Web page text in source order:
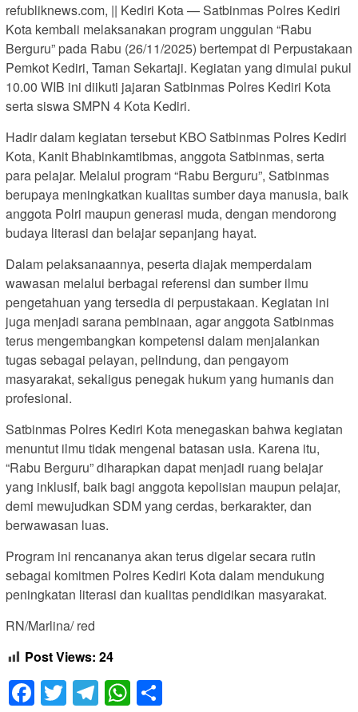
refubliknews.com, || Kediri Kota — Satbinmas Polres Kediri
Kota kembali melaksanakan program unggulan “Rabu
Berguru” pada Rabu (26/11/2025) bertempat di Perpustakaan
Pemkot Kediri, Taman Sekartaji. Kegiatan yang dimulai pukul
10.00 WIB ini diikuti jajaran Satbinmas Polres Kediri Kota
serta siswa SMPN 4 Kota Kediri.
Hadir dalam kegiatan tersebut KBO Satbinmas Polres Kediri
Kota, Kanit Bhabinkamtibmas, anggota Satbinmas, serta
para pelajar. Melalui program “Rabu Berguru”, Satbinmas
berupaya meningkatkan kualitas sumber daya manusia, baik
anggota Polri maupun generasi muda, dengan mendorong
budaya literasi dan belajar sepanjang hayat.
Dalam pelaksanaannya, peserta diajak memperdalam
wawasan melalui berbagai referensi dan sumber ilmu
pengetahuan yang tersedia di perpustakaan. Kegiatan ini
juga menjadi sarana pembinaan, agar anggota Satbinmas
terus mengembangkan kompetensi dalam menjalankan
tugas sebagai pelayan, pelindung, dan pengayom
masyarakat, sekaligus penegak hukum yang humanis dan
profesional.
Satbinmas Polres Kediri Kota menegaskan bahwa kegiatan
menuntut ilmu tidak mengenal batasan usia. Karena itu,
“Rabu Berguru” diharapkan dapat menjadi ruang belajar
yang inklusif, baik bagi anggota kepolisian maupun pelajar,
demi mewujudkan SDM yang cerdas, berkarakter, dan
berwawasan luas.
Program ini rencananya akan terus digelar secara rutin
sebagai komitmen Polres Kediri Kota dalam mendukung
peningkatan literasi dan kualitas pendidikan masyarakat.
RN/Marlina/ red
Post Views: 24
Facebook
Twitter
Telegram
WhatsApp